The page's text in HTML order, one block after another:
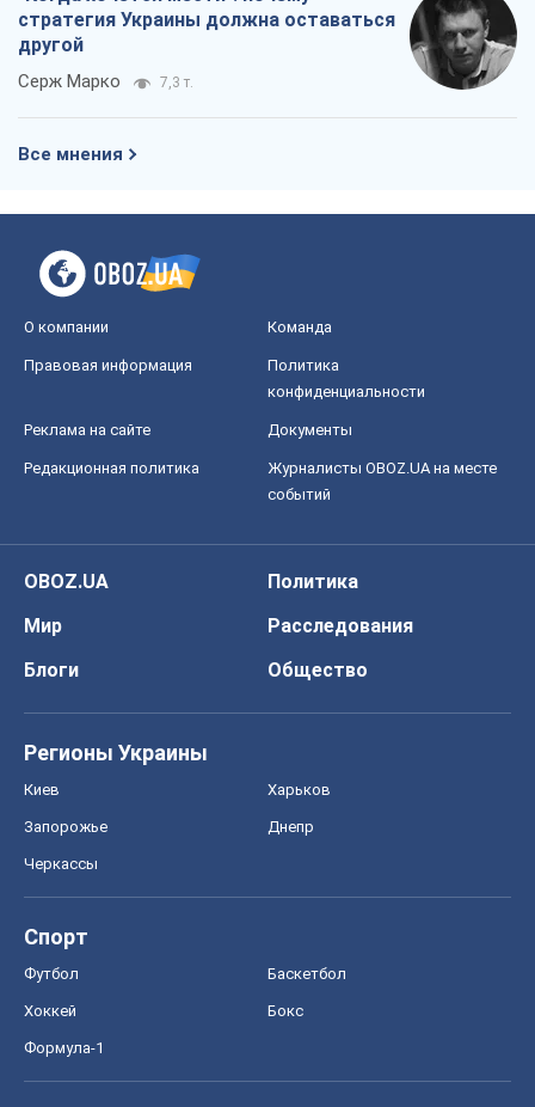
стратегия Украины должна оставаться
другой
Серж Марко 7,3 т.
Все мнения
О компании Команда
Правовая информация
Политика
конфиденциальности
Реклама на сайте Документы
Редакционная политика
Журналисты OBOZ.UA на месте
событий
OBOZ.UA
Политика
Мир
Расследования
Блоги
Общество
Регионы Украины
Киев Харьков
Запорожье Днепр
Черкассы
Спорт
Футбол Баскетбол
Хоккей Бокс
Формула-1